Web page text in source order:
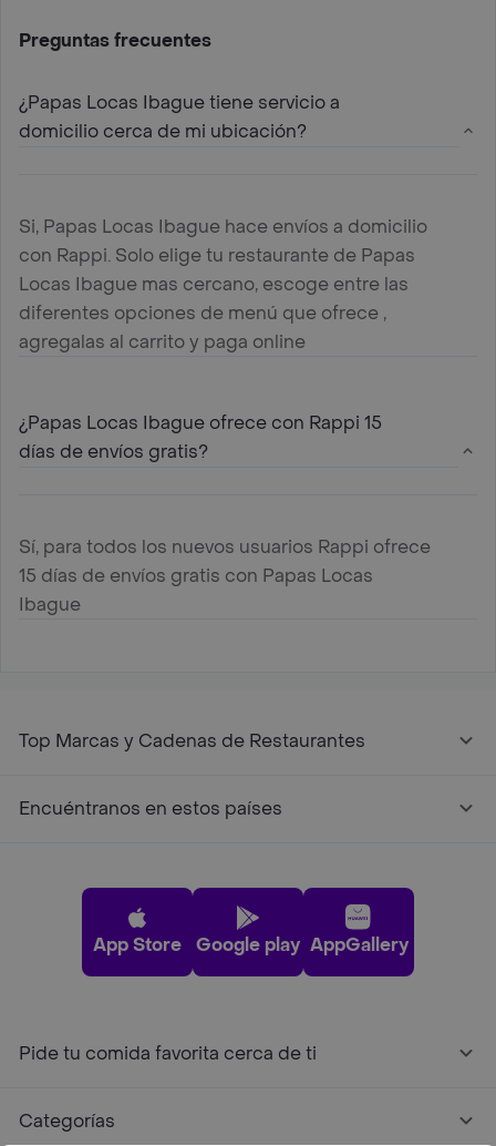
Preguntas frecuentes
¿Papas Locas Ibague tiene servicio a
domicilio cerca de mi ubicación?
Si, Papas Locas Ibague hace envíos a domicilio
con Rappi. Solo elige tu restaurante de Papas
Locas Ibague mas cercano, escoge entre las
diferentes opciones de menú que ofrece ,
agregalas al carrito y paga online
¿Papas Locas Ibague ofrece con Rappi 15
días de envíos gratis?
Sí, para todos los nuevos usuarios Rappi ofrece
15 días de envíos gratis con Papas Locas
Ibague
Top Marcas y Cadenas de Restaurantes
Encuéntranos en estos países
App Store Google play AppGallery
Pide tu comida favorita cerca de ti
Categorías